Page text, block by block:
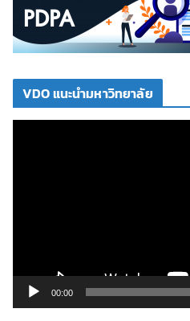
VDO แนะนำมหาวิทยาลัย
ดี
00:00